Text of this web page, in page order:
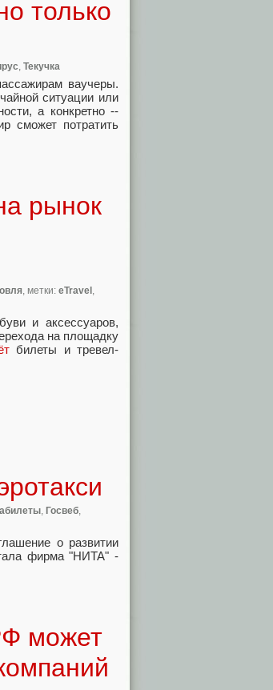
только
Текучка
ваучеры.
ситуации или
, а конкретно --
сможет потратить
рынок
, метки: eTravel ,
и аксессуаров,
на площадку
билеты и тревел-
, Госвеб,
о развитии
фирма "НИТА" -
может